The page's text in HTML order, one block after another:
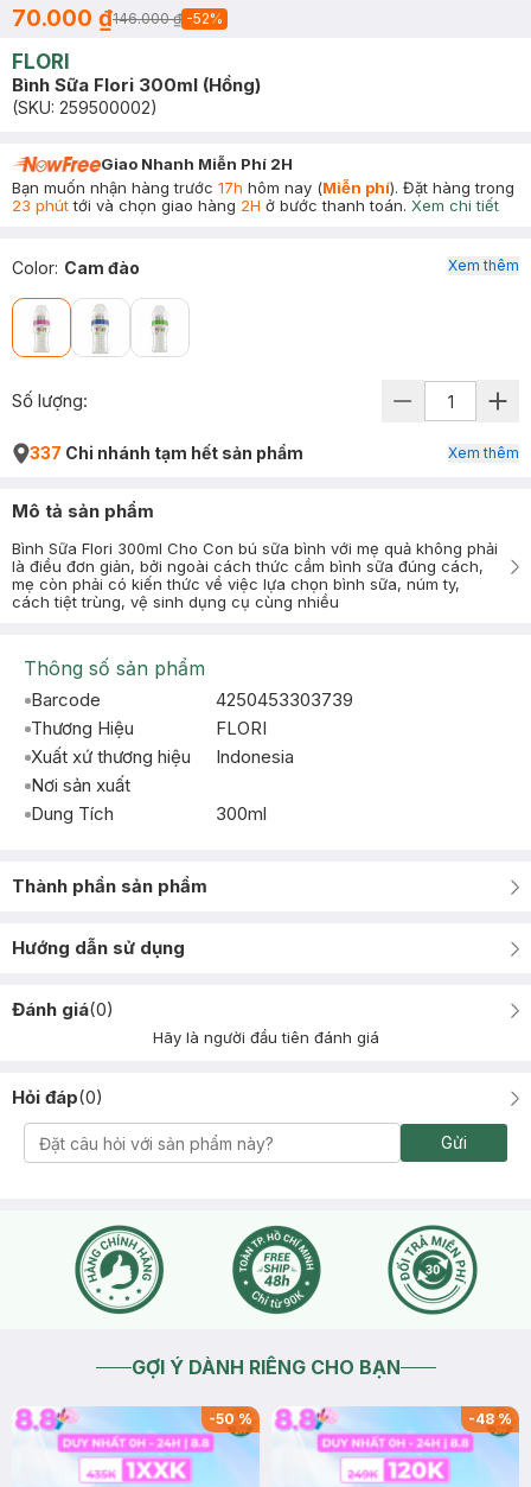
70.000 ₫146.000 ₫ -52%
FLORI
Bình Sữa Flori 300ml (Hồng)
(SKU: 259500002)
Giao Nhanh Miễn Phí 2H
Bạn muốn nhận hàng trước 17h hôm nay (Miễn phí). Đặt hàng trong
23 phúttới và chọn giao hàng 2H ở bước thanh toán. Xem chi tiết
Color: Cam đào Xem thêm
Số lượng:
337 Chi nhánh tạm hết sản phẩm Xem thêm
Mô tả sản phẩm
Bình Sữa Flori 300ml Cho Con bú sữa bình với mẹ quả không phải
là điều đơn giản, bởi ngoài cách thức cầm bình sữa đúng cách,
mẹ còn phải có kiến thức về việc lựa chọn bình sữa, núm ty,
cách tiệt trùng, vệ sinh dụng cụ cùng nhiều
Thông số sản phẩm
Barcode
4250453303739
Thương Hiệu
FLORI
Xuất xứ thương hiệu
Indonesia
Nơi sản xuất
Dung Tích
300ml
Thành phần sản phẩm
Hướng dẫn sử dụng
Đánh giá(0)
Hãy là người đầu tiên đánh giá
Hỏi đáp(0)
Gửi
GỢI Ý DÀNH RIÊNG CHO BẠN
-50% -48%